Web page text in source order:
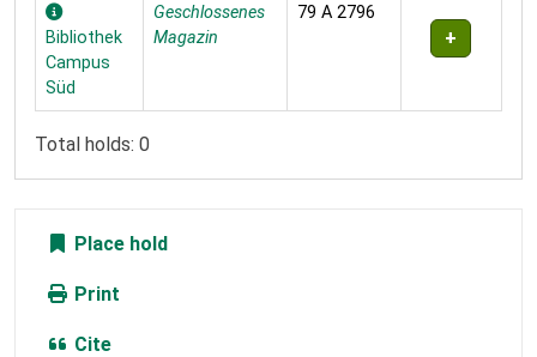
Bibliothek
Campus
Süd
Geschlossenes
Magazin
79 A 2796
Total holds: 0
Place hold
Print
Cite